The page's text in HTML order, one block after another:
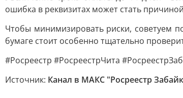
ошибка в реквизитах может стать
Чтобы минимизировать риски, советуем
бумаге стоит особенно тщательно
#Росреестр #РосреестрЧита
Источник: Канал в МАКС "Росреестр